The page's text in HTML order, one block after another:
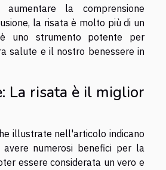
aumentare la comprensione
la risata è molto più di un
uno strumento potente per
salute e il nostro benessere in
La risata è il miglior
illustrate nell'articolo indicano
numerosi benefici per la
essere considerata un vero e